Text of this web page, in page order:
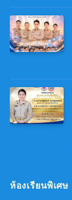
ห้องเรียนพิเศษ